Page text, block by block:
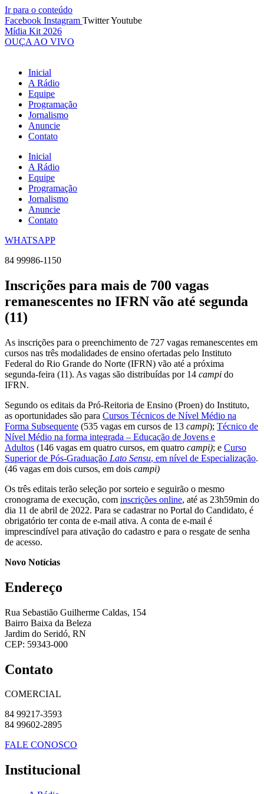
Ir para o conteúdo
Facebook Instagram TwitterYoutube
Mídia Kit 2026
OUÇA AO VIVO
Inicial
A Rádio
Equipe
Programação
Jornalismo
Anuncie
Contato
Inicial
A Rádio
Equipe
Programação
Jornalismo
Anuncie
Contato
WHATSAPP
84 99986-1150
Inscrições para mais de 700 vagas
remanescentes no IFRN vão até segunda
(11)
As inscrições para o preenchimento de 727 vagas remanescentes em
cursos nas três modalidades de ensino ofertadas pelo Instituto
Federal do Rio Grande do Norte (IFRN) vão até a próxima
segunda-feira (11). As vagas são distribuídas por 14 campi do
IFRN.
Segundo os editais da Pró-Reitoria de Ensino (Proen) do Instituto,
as oportunidades são para Cursos Técnicos de Nível Médio na
Forma Subsequente (535 vagas em cursos de 13 campi); Técnico de
Nível Médio na forma integrada – Educação de Jovens e
Adultos (146 vagas em quatro cursos, em quatro campi); e Curso
Superior de Pós-Graduação Lato Sensu, em nível de Especialização.
(46 vagas em dois cursos, em dois campi)
Os três editais terão seleção por sorteio e seguirão o mesmo
cronograma de execução, com inscrições online, até as 23h59min do
dia 11 de abril de 2022. Para se cadastrar no Portal do Candidato, é
obrigatório ter conta de e-mail ativa. A conta de e-mail é
imprescindível para ativação do cadastro e para o resgate de senha
de acesso.
Novo Notícias
Endereço
Rua Sebastião Guilherme Caldas, 154
Bairro Baixa da Beleza
Jardim do Seridó, RN
CEP: 59343-000
Contato
COMERCIAL
84 99217-3593
84 99602-2895
FALE CONOSCO
Institucional